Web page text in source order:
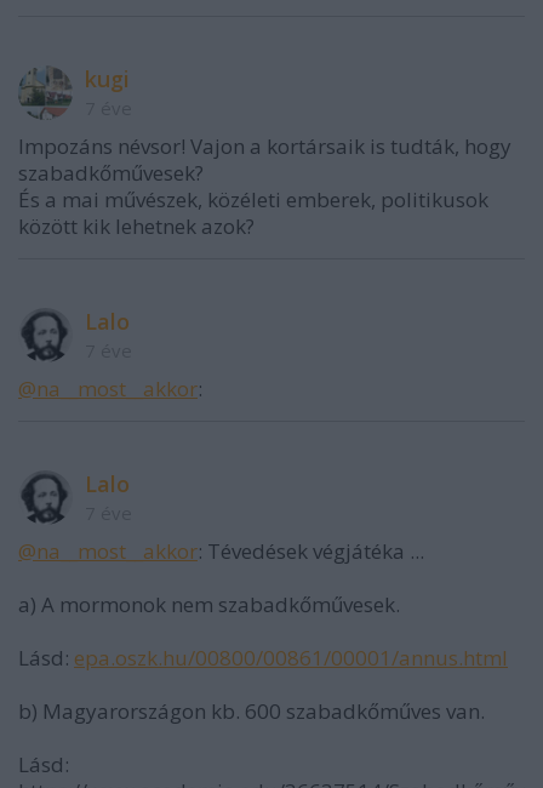
kugi
Impozáns névsor! Vajon a kortársaik is tudták, hogy
szabadkőművesek?
És a mai művészek, közéleti emberek, politikusok
között kik lehetnek azok?
Lalo
@na__most__akkor:
Lalo
@na__most__akkor: Tévedések végjátéka ...
a) A mormonok nem szabadkőművesek.
Lásd: epa.oszk.hu/00800/00861/00001/annus.html
b) Magyarországon kb. 600 szabadkőműves van.
Lásd: